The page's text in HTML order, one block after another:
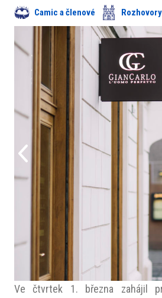
​​Projekty
Camic a členové Rozhovory
Ve čtvrtek 1. března zahájil